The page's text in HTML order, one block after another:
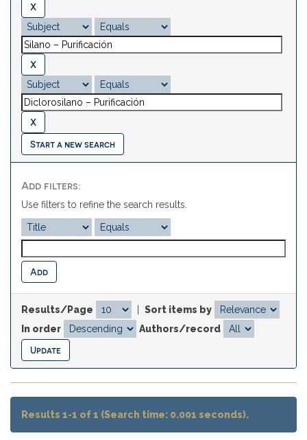
Start a new search
Add filters:
Use filters to refine the search results.
Results/Page
Sort items by
In order
Authors/record
Results 1-1 of 1 (Search time: 0.001 seconds).